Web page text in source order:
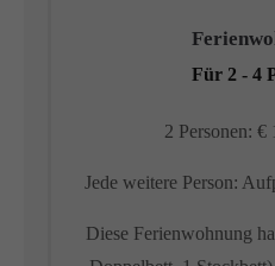
Für 2 - 4
2 Personen: €
Jede weitere Person:
Diese Ferienwohnung